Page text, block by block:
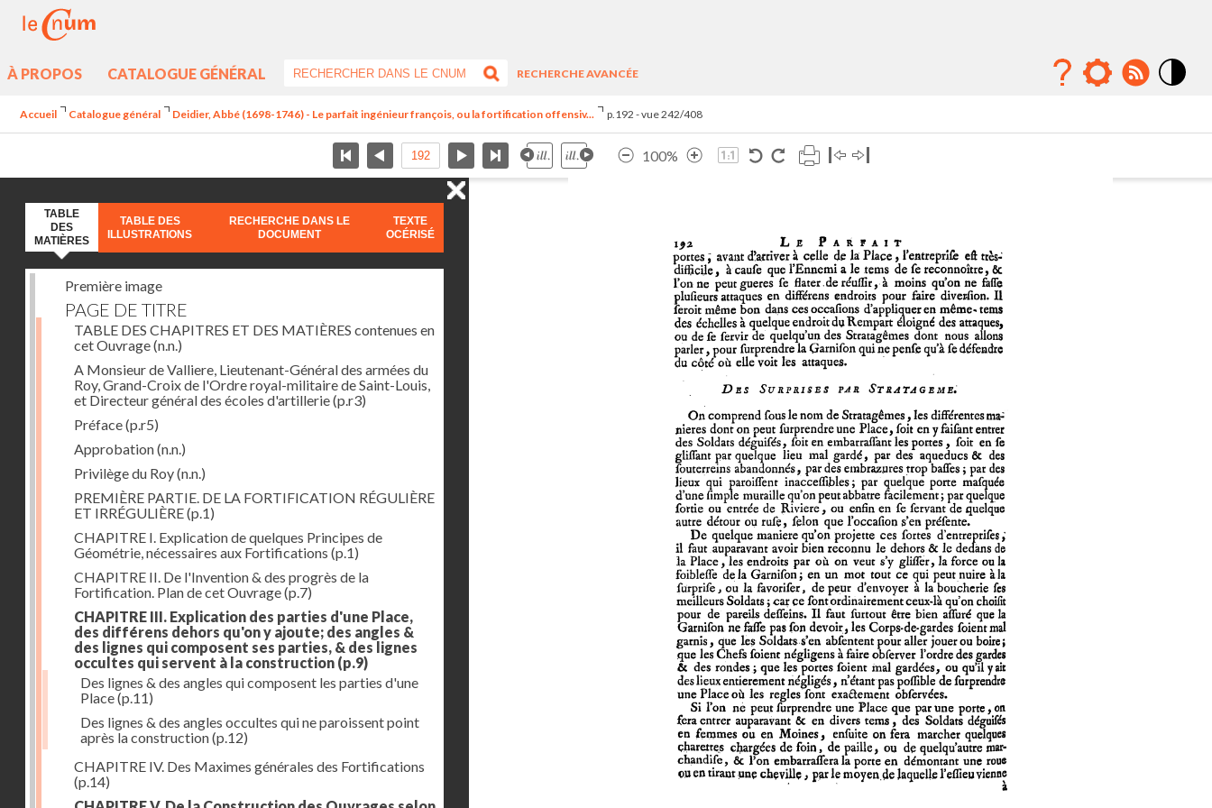
À PROPOS CATALOGUE GÉNÉRAL
RECHERCHE AVANCÉE
Accueil Catalogue général Deidier, Abbé (1698-1746) - Le parfait ingénieur françois, ou la fortification offensiv... p.192 - vue 242/408
100%
TABLE
DES
MATIÈRES
TABLE DES
ILLUSTRATIONS
RECHERCHE DANS LE
DOCUMENT
TEXTE
OCÉRISÉ
Première image
PAGE DE TITRE
TABLE DES CHAPITRES ET DES MATIÈRES contenues en
cet Ouvrage(n.n.)
A Monsieur de Valliere, Lieutenant-Général des armées du
Roy, Grand-Croix de l'Ordre royal-militaire de Saint-Louis,
et Directeur général des écoles d'artillerie(p.r3)
Préface(p.r5)
Approbation(n.n.)
Privilège du Roy(n.n.)
PREMIÈRE PARTIE. DE LA FORTIFICATION RÉGULIÈRE
ET IRRÉGULIÈRE(p.1)
CHAPITRE I. Explication de quelques Principes de
Géométrie, nécessaires aux Fortifications (p.1)
CHAPITRE II. De l'Invention & des progrès de la
Fortification. Plan de cet Ouvrage(p.7)
CHAPITRE III. Explication des parties d'une Place,
des différens dehors qu'on y ajoute; des angles &
des lignes qui composent ses parties, & des lignes
occultes qui servent à la construction (p.9)
Des lignes & des angles qui composent les parties d'une
Place(p.11)
Des lignes & des angles occultes qui ne paroissent point
après la construction(p.12)
CHAPITRE IV. Des Maximes générales des Fortifications
(p.14)